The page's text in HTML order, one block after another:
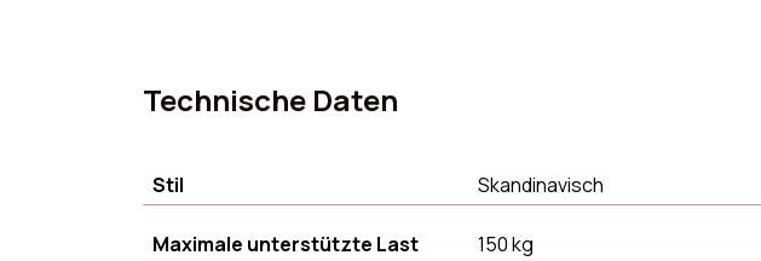
Technische Daten
Stil Skandinavisch
Maximale unterstützte Last 150 kg